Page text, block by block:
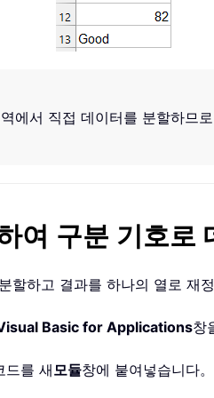
에서 직접 데이터를 분할하므
여 구분 기호로
할하고 결과를 하나의 열로 재
Basic for Applications창
드를 새모듈창에 붙여넣습니다。